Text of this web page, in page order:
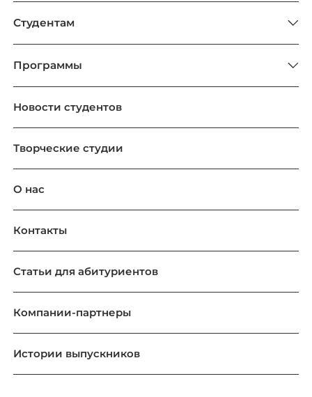
Новости студентов
Творческие студии
О нас
Контакты
Статьи для абитуриентов
Компании-партнеры
Истории выпускников
Программы
Студентам